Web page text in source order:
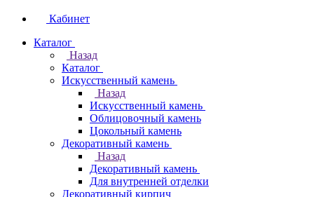
Кабинет
Каталог
Назад
Каталог
Искусственный камень
Назад
Искусственный камень
Облицовочный камень
Цокольный камень
Декоративный камень
Назад
Декоративный камень
Для внутренней отделки
Декоративный кирпич